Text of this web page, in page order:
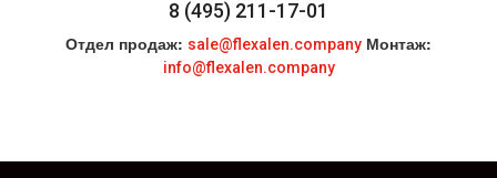
8 (495) 211-17-01
Отдел продаж: sale@flexalen.company Монтаж:
info@flexalen.company